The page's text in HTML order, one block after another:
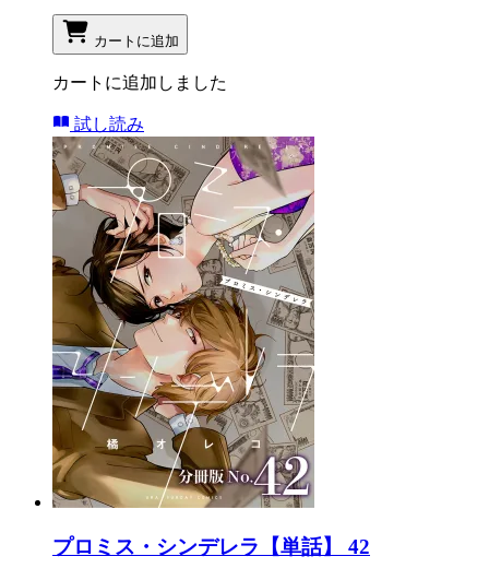
カートに追加
カートに追加しました
試し読み
プロミス・シンデレラ【単話】 42